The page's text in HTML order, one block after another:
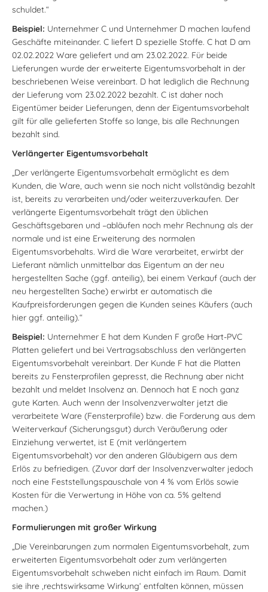
schuldet.“
Beispiel: Unternehmer C und Unternehmer D machen laufend
Geschäfte miteinander. C liefert D spezielle Stoffe. C hat D am
02.02.2022 Ware geliefert und am 23.02.2022. Für beide
Lieferungen wurde der erweiterte Eigentumsvorbehalt in der
beschriebenen Weise vereinbart. D hat lediglich die Rechnung
der Lieferung vom 23.02.2022 bezahlt. C ist daher noch
Eigentümer beider Lieferungen, denn der Eigentumsvorbehalt
gilt für alle gelieferten Stoffe so lange, bis alle Rechnungen
bezahlt sind.
Verlängerter Eigentumsvorbehalt
„Der verlängerte Eigentumsvorbehalt ermöglicht es dem
Kunden, die Ware, auch wenn sie noch nicht vollständig bezahlt
ist, bereits zu verarbeiten und/oder weiterzuverkaufen. Der
verlängerte Eigentumsvorbehalt trägt den üblichen
Geschäftsgebaren und –abläufen noch mehr Rechnung als der
normale und ist eine Erweiterung des normalen
Eigentumsvorbehalts. Wird die Ware verarbeitet, erwirbt der
Lieferant nämlich unmittelbar das Eigentum an der neu
hergestellten Sache (ggf. anteilig), bei einem Verkauf (auch der
neu hergestellten Sache) erwirbt er automatisch die
Kaufpreisforderungen gegen die Kunden seines Käufers (auch
hier ggf. anteilig).“
Beispiel: Unternehmer E hat dem Kunden F große Hart-PVC
Platten geliefert und bei Vertragsabschluss den verlängerten
Eigentumsvorbehalt vereinbart. Der Kunde F hat die Platten
bereits zu Fensterprofilen gepresst, die Rechnung aber nicht
bezahlt und meldet Insolvenz an. Dennoch hat E noch ganz
gute Karten. Auch wenn der Insolvenzverwalter jetzt die
verarbeitete Ware (Fensterprofile) bzw. die Forderung aus dem
Weiterverkauf (Sicherungsgut) durch Veräußerung oder
Einziehung verwertet, ist E (mit verlängertem
Eigentumsvorbehalt) vor den anderen Gläubigern aus dem
Erlös zu befriedigen. (Zuvor darf der Insolvenzverwalter jedoch
noch eine Feststellungspauschale von 4 % vom Erlös sowie
Kosten für die Verwertung in Höhe von ca. 5% geltend
machen.)
Formulierungen mit großer Wirkung
„Die Vereinbarungen zum normalen Eigentumsvorbehalt, zum
erweiterten Eigentumsvorbehalt oder zum verlängerten
Eigentumsvorbehalt schweben nicht einfach im Raum. Damit
sie ihre ‚rechtswirksame Wirkung‘ entfalten können, müssen